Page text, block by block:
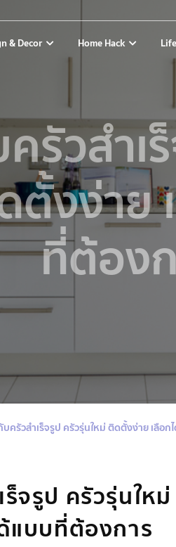
& Decor Home Hack
รัวสําเ
ตั้งง่าย
ที่ต้อง
ครัวสําเร็จรูป ครัวรุ่นใหม่ ติดตั้งง่าย เลือก
จรูป ครัวรุ่นให
แบบที่ต้องการ